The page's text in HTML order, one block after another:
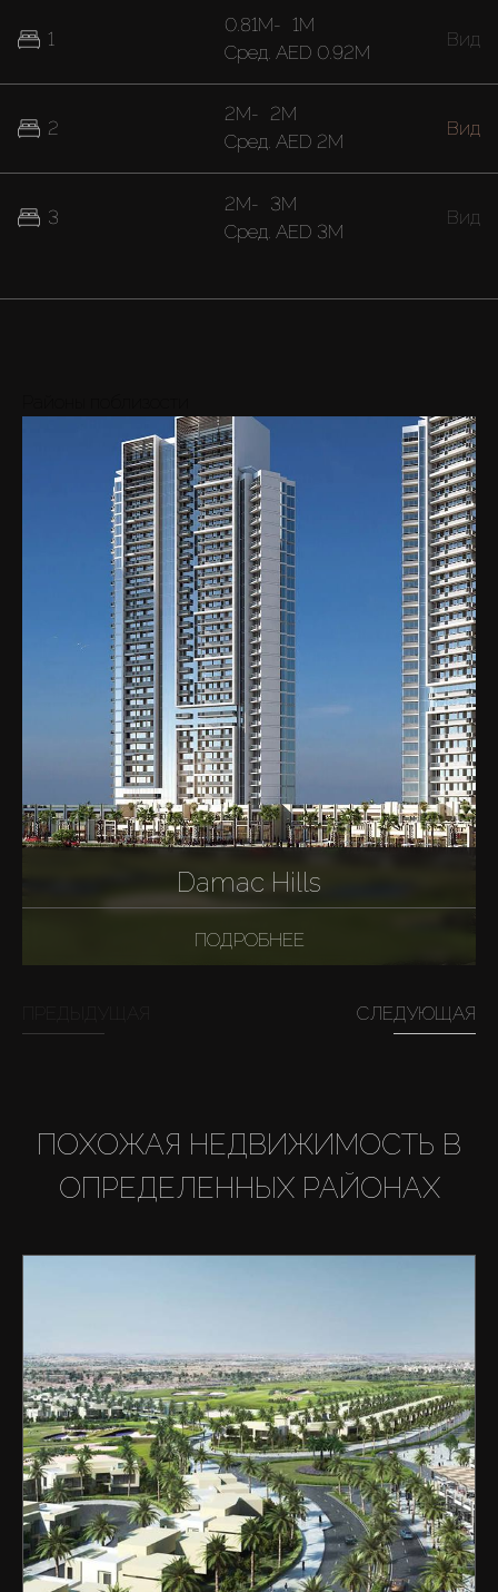
1
2
3
0.81M- 1M
Cред. AED 0.92M
Вид
2M- 2M
Cред. AED 2M
Вид
2M- 3M
Cред. AED 3M
Вид
Damac Hills
ПОДРОБНЕЕ
СЛЕДУЮЩАЯ
ПОХОЖАЯ НЕДВИЖИМОСТЬ В
ОПРЕДЕЛЕННЫХ РАЙОНАХ